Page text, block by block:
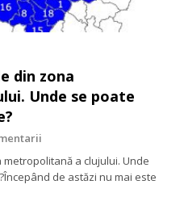
din zona
Unde se poate
metropolitană a clujului. Unde
de astăzi nu mai este